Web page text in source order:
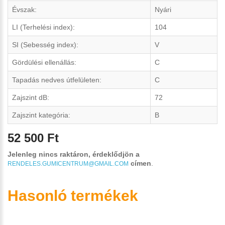
Évszak: Nyári
LI (Terhelési index): 104
SI (Sebesség index): V
Gördülési ellenállás: C
Tapadás nedves útfelületen: C
Zajszint dB: 72
Zajszint kategória: B
52 500 Ft
Jelenleg nincs raktáron, érdeklődjön a
RENDELES.GUMICENTRUM@GMAIL.COM címen.
Hasonló termékek